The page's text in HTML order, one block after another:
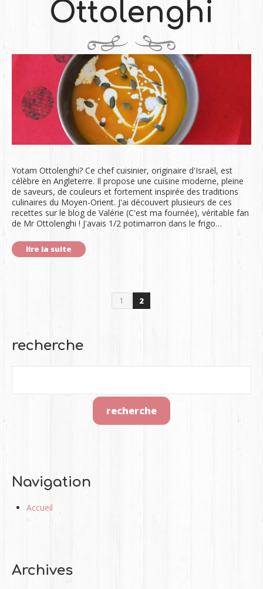
Ottolenghi
Yotam Ottolenghi? Ce chef cuisinier, originaire d'Israël, est
célèbre en Angleterre. Il propose une cuisine moderne, pleine
de saveurs, de couleurs et fortement inspirée des traditions
culinaires du Moyen-Orient. J'ai découvert plusieurs de ces
recettes sur le blog de Valérie (C'est ma fournée), véritable fan
de Mr Ottolenghi ! J'avais 1/2 potimarron dans le frigo…
lire la suite
1 2
recherche
Navigation
Accueil
Archives